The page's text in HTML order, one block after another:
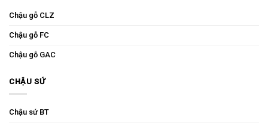
Chậu gỗ CLZ
Chậu gỗ FC
Chậu gỗ GAC
CHẬU SỨ
Chậu sứ BT